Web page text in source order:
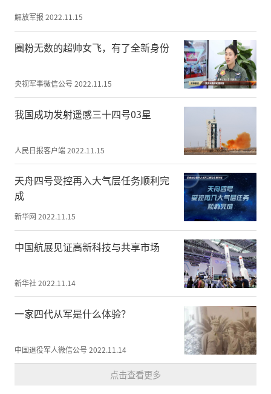
存瑞等10个英模人物塑像，通过英模人物的
事迹学习党史，以润物无声、潜移默化的方
式，让市民能够在“游中学、学中游”，不
断激发居民朋友的爱国爱党情怀。同时，公
园内还陈列有海陆空具有代表性的武器装备
模型，供居民朋友参观。
解放军报 2022.11.15
圈粉无数的超帅女飞，有了全新身份
央视军事微信公号 2022.11.15
我国成功发射遥感三十四号03星
人民日报客户端2022.11.15
天舟四号受控再入大气层任务顺利完
成
新华网 2022.11.15
中国航展见证高新科技与共享市场
新华社2022.11.14
一家四代从军是什么体验？
中国退役军人微信公号 2022.11.14
点击查看更多